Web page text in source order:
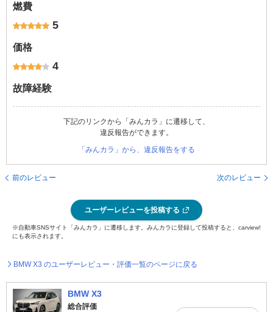
燃費
5
価格
4
故障経験
下記のリンクから「みんカラ」に遷移して、
違反報告ができます。
「みんカラ」から、違反報告をする
前のレビュー 次のレビュー
ユーザーレビューを投稿する
※自動車SNSサイト「みんカラ」に遷移します。みんカラに登録して投稿すると、carview!
にも表示されます。
BMW X3 のユーザーレビュー・評価一覧のページに戻る
BMW X3
総合評価